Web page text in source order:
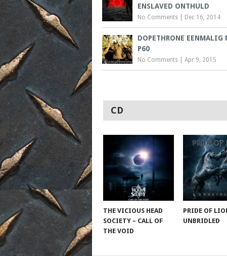
ENSLAVED ONTHULD
No Comments Dec 16, 2014
DOPETHRONE EENMALIG
P60
No Comments Apr 9, 2015
CD
THE VICIOUS HEAD
SOCIETY – CALL OF
THE VOID
PRIDE OF
UNBRIDLED